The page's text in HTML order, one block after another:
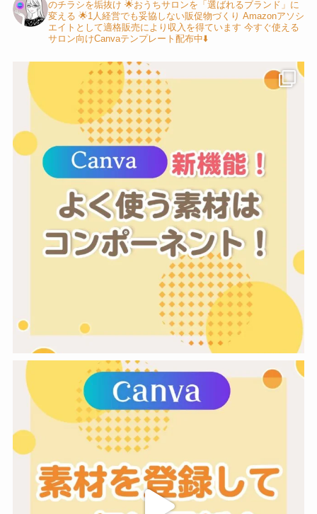
のチラシを垢抜け 🌟おうちサロンを「選ばれるブランド」に
変える 🌟1人経営でも妥協しない販促物づくり Amazonアソシ
エイトとして適格販売により収入を得ています 今すぐ使える
サロン向けCanvaテンプレート配布中⬇️